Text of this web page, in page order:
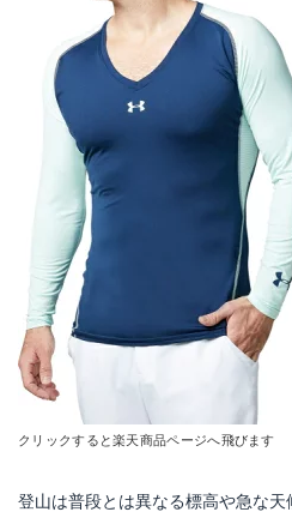
クリックすると楽天商品ページへ飛びます
登山は普段とは異なる標高や急な天